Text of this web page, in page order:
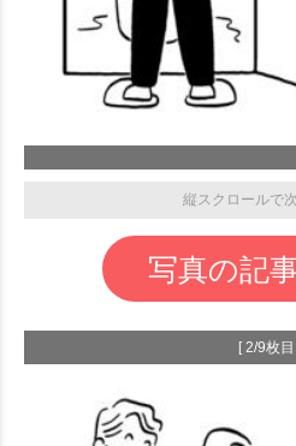
縦スクロールで
写真の記
[ 2/9枚目